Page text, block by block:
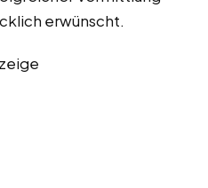
erwünscht.